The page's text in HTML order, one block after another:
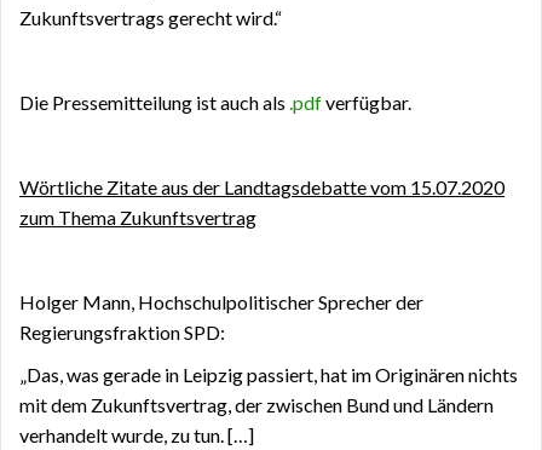
Zukunftsvertrags gerecht wird.“
Die Pressemitteilung ist auch als .pdfverfügbar.
Wörtliche Zitate aus der Landtagsdebatte vom 15.07.2020
zum Thema Zukunftsvertrag
Holger Mann, Hochschulpolitischer Sprecher der
Regierungsfraktion SPD:
„Das, was gerade in Leipzig passiert, hat im Originären nichts
mit dem Zukunftsvertrag, der zwischen Bund und Ländern
verhandelt wurde, zu tun. […]